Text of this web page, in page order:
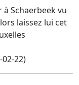
Schaerbeek vu
laissez lui cet
22)